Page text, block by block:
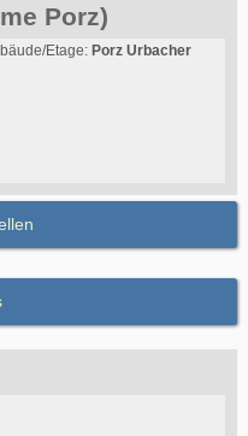
Porz)
Etage: Porz Urbacher